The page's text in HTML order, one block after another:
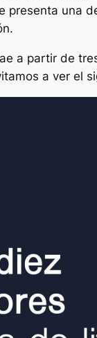
presenta una
a partir de
a ver el